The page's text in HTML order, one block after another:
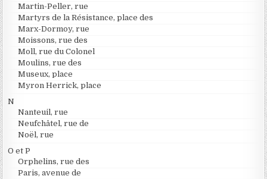
Martin-Peller, rue
Martyrs de la Résistance, place des
Marx-Dormoy, rue
Moissons, rue des
Moll, rue du Colonel
Moulins, rue des
Museux, place
Myron Herrick, place
N
Nanteuil, rue
Neufchâtel, rue de
Noël, rue
O et P
Orphelins, rue des
Paris, avenue de